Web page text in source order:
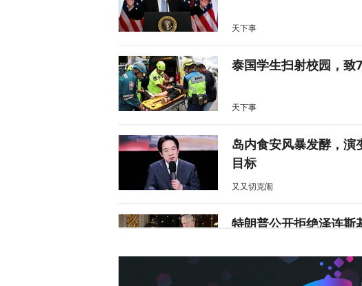
天下事
泰国学生扫射校园，致
天下事
岛内食安风暴发酵，演
目标
又又切克闹
特朗普公开拒绝泽连斯